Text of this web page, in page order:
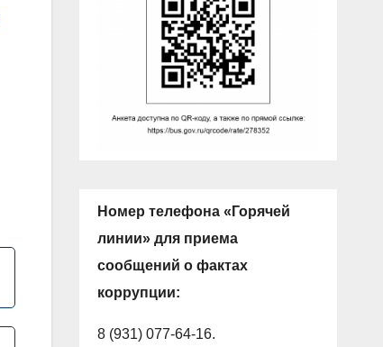
Номер телефона «Горячей
линии» для приема
сообщений о фактах
коррупции:
8 (931) 077-64-16.